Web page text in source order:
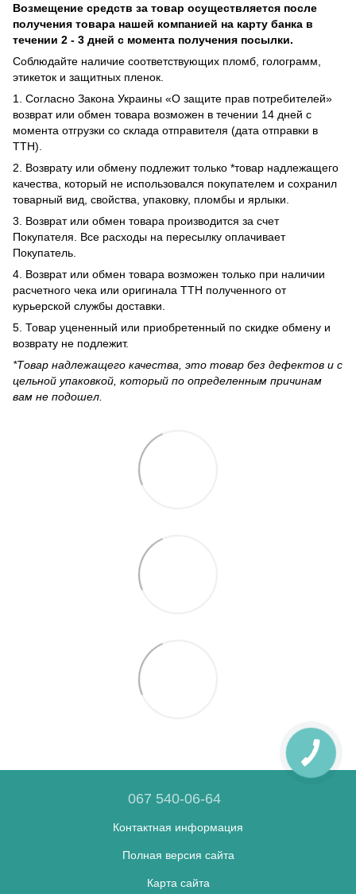
Возмещение средств за товар осуществляется после
получения товара нашей компанией на карту банка в
течении 2 - 3 дней с момента получения посылки.
Соблюдайте наличие соответствующих пломб, голограмм,
этикеток и защитных пленок.
1. Согласно Закона Украины «О защите прав потребителей»
возврат или обмен товара возможен в течении 14 дней с
момента отгрузки со склада отправителя (дата отправки в
ТТН).
2. Возврату или обмену подлежит только *товар надлежащего
качества, который не использовался покупателем и сохранил
товарный вид, свойства, упаковку, пломбы и ярлыки.
3. Возврат или обмен товара производится за счет
Покупателя. Все расходы на пересылку оплачивает
Покупатель.
4. Возврат или обмен товара возможен только при наличии
расчетного чека или оригинала ТТН полученного от
курьерской службы доставки.
5. Товар уцененный или приобретенный по скидке обмену и
возврату не подлежит.
*Товар надлежащего качества, это товар без дефектов и с
цельной упаковкой, который по определенным причинам
вам не подошел.
067 540-06-64
Контактная информация
Полная версия сайта
Карта сайта